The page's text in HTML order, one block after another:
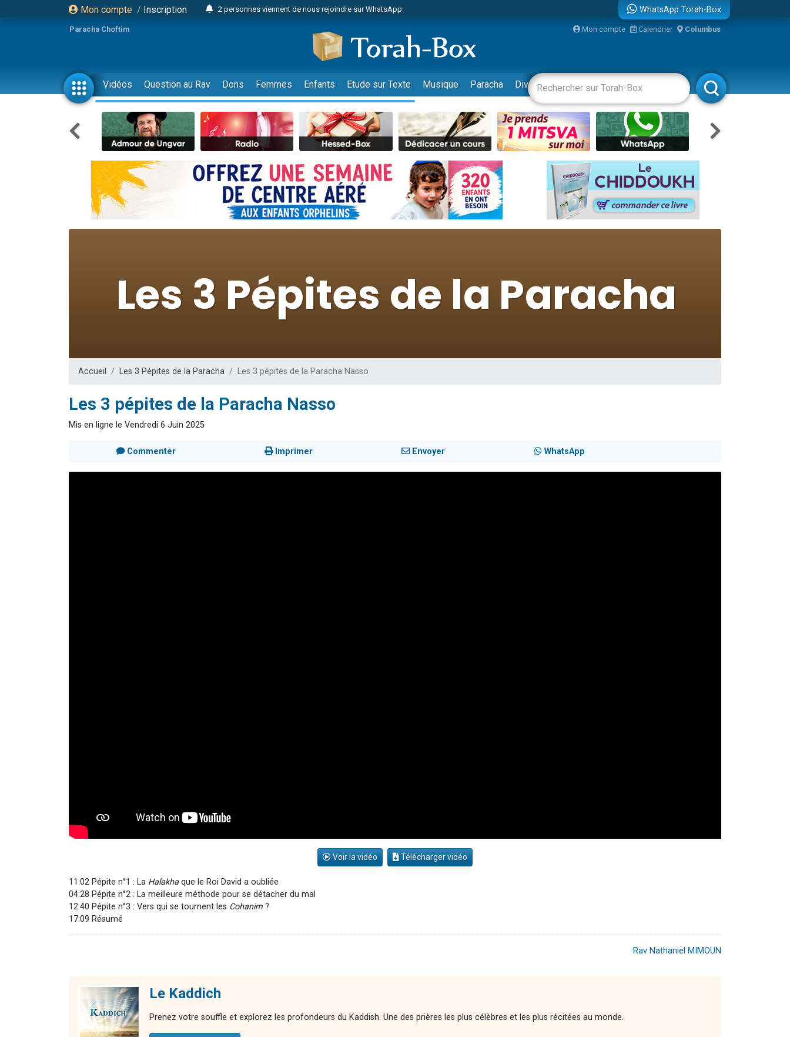
Mon compte / Inscription
2 personnes viennent de nous rejoindre sur WhatsApp
3 personnes viennent de faire un don pour Événements Torah-Box
2 personnes viennent de faire un don pour Tsédaka : pauvres d'Israel
3 personnes viennent de nous rejoindre sur WhatsApp
11 personnes viennent de demander une bénédiction
3 personnes viennent de faire un don pour Diane, 80 ans, dans un appartement insalubre
Il reste 49 places pour étudier en groupe sur Zoom
2 personnes viennent de nous rejoindre sur WhatsApp
29 personnes viennent de demander une bénédiction
Il reste 49 places pour étudier en groupe sur Zoom
2 personnes viennent de nous rejoindre sur WhatsApp
6 personnes viennent de nous rejoindre sur WhatsApp
17 personnes viennent de demander une bénédiction
4 personnes viennent de nous rejoindre sur WhatsApp
Il reste 49 places pour étudier en groupe sur Zoom
WhatsApp Torah-Box
Paracha Choftim Mon compte Calendrier Columbus
Vidéos Question au Rav Dons Femmes Enfants Etude sur Texte Musique Paracha Divertissements Livres Rabbanim
Accueil Les 3 Pépites de la Paracha Les 3 pépites de la Paracha Nasso
Les 3 pépites de la Paracha Nasso
Mis en ligne le Vendredi 6 Juin 2025
Commenter Imprimer Envoyer WhatsApp
Voir la vidéo Télécharger vidéo
11:02 Pépite n°1 : La Halakhaque le Roi David a oubliée
04:28 Pépite n°2 : La meilleure méthode pour se détacher du mal
12:40 Pépite n°3 : Vers qui se tournent les Cohanim ?
17:09 Résumé
Rav Nathaniel MIMOUN
Le Kaddich
Prenez votre souffle et explorez les profondeurs du Kaddish. Une des prières les plus célèbres et les plus récitées au monde.